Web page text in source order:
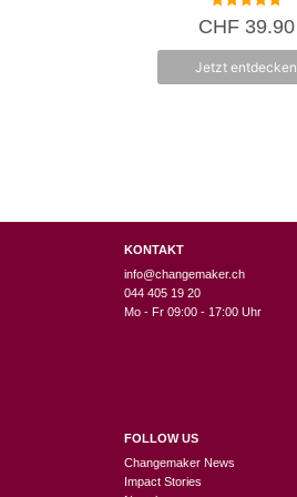
5.00
von 5
CHF39.90
Jetzt entdecken
KONTAKT
info@changemaker.ch
044 405 19 20
Mo - Fr 09:00 - 17:00 Uhr
FOLLOW US
Changemaker News
Impact Stories